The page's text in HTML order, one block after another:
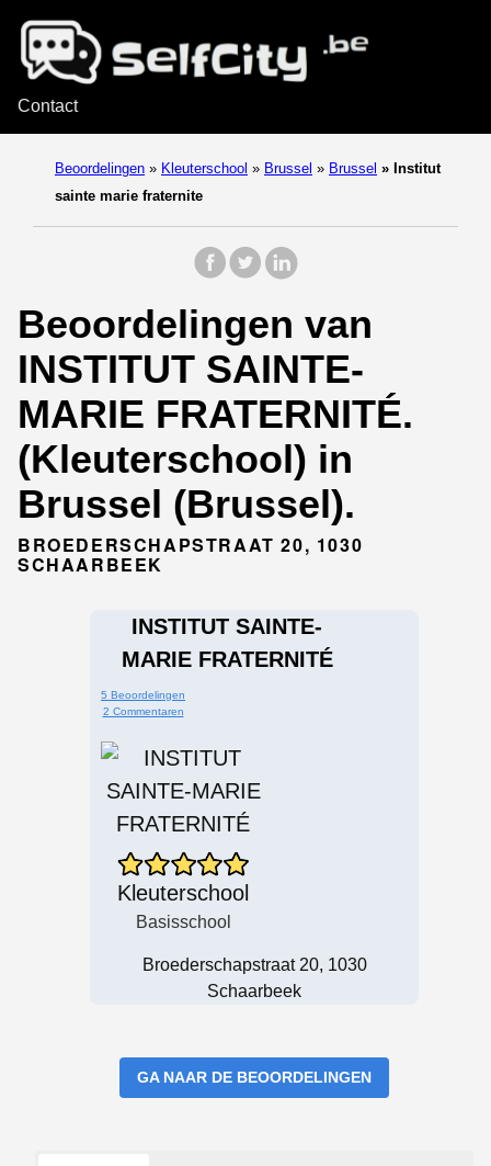
Contact
Beoordelingen » Kleuterschool » Brussel » Brussel » Institut
sainte marie fraternite
Beoordelingen van
INSTITUT SAINTE-
MARIE FRATERNITÉ.
(Kleuterschool) in
Brussel (Brussel).
BROEDERSCHAPSTRAAT 20, 1030
SCHAARBEEK
INSTITUT SAINTE-
MARIE FRATERNITÉ
5 Beoordelingen
2 Commentaren
Kleuterschool
Basisschool
Broederschapstraat 20, 1030
Schaarbeek
GA NAAR DE BEOORDELINGEN